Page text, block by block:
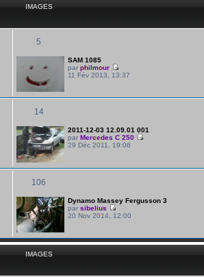
IMAGES
5
SAM 1085
par philmour
11 Fév 2013, 13:37
14
2011-12-03 12.09.01 001
par Mercedes C 250
29 Déc 2011, 19:06
106
Dynamo Massey Fergusson 3
par sibelius
20 Nov 2014, 12:00
IMAGES